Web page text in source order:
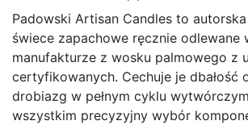
Padowski Artisan Candles to
świece zapachowe ręcznie odlewane
manufakturze z wosku palmowego z
certyfikowanych. Cechuje je dbałość
drobiazg w pełnym cyklu
wszystkim precyzyjny wybór